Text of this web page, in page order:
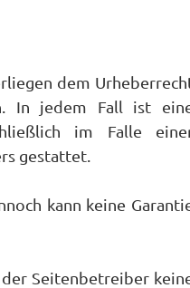
dem
In jedem Fall ist
im Falle
gestattet.
kann keine
Seitenbetreiber